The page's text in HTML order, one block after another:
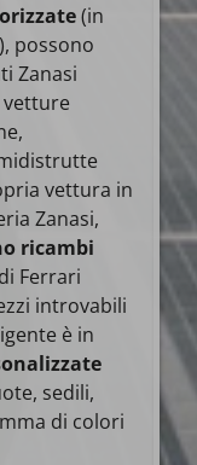
(in
possono
Zanasi
vettura in
Zanasi,
ricambi
Ferrari
introvabili
è in
sedili,
di colori